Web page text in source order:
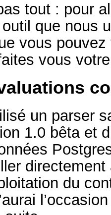
tout : pour
que nous
vous
vous
un parser
1.0 bêta et
du